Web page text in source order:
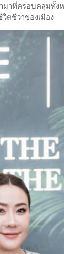
มาที่ครอบคลุมทั้
ตชีวาของเมือง